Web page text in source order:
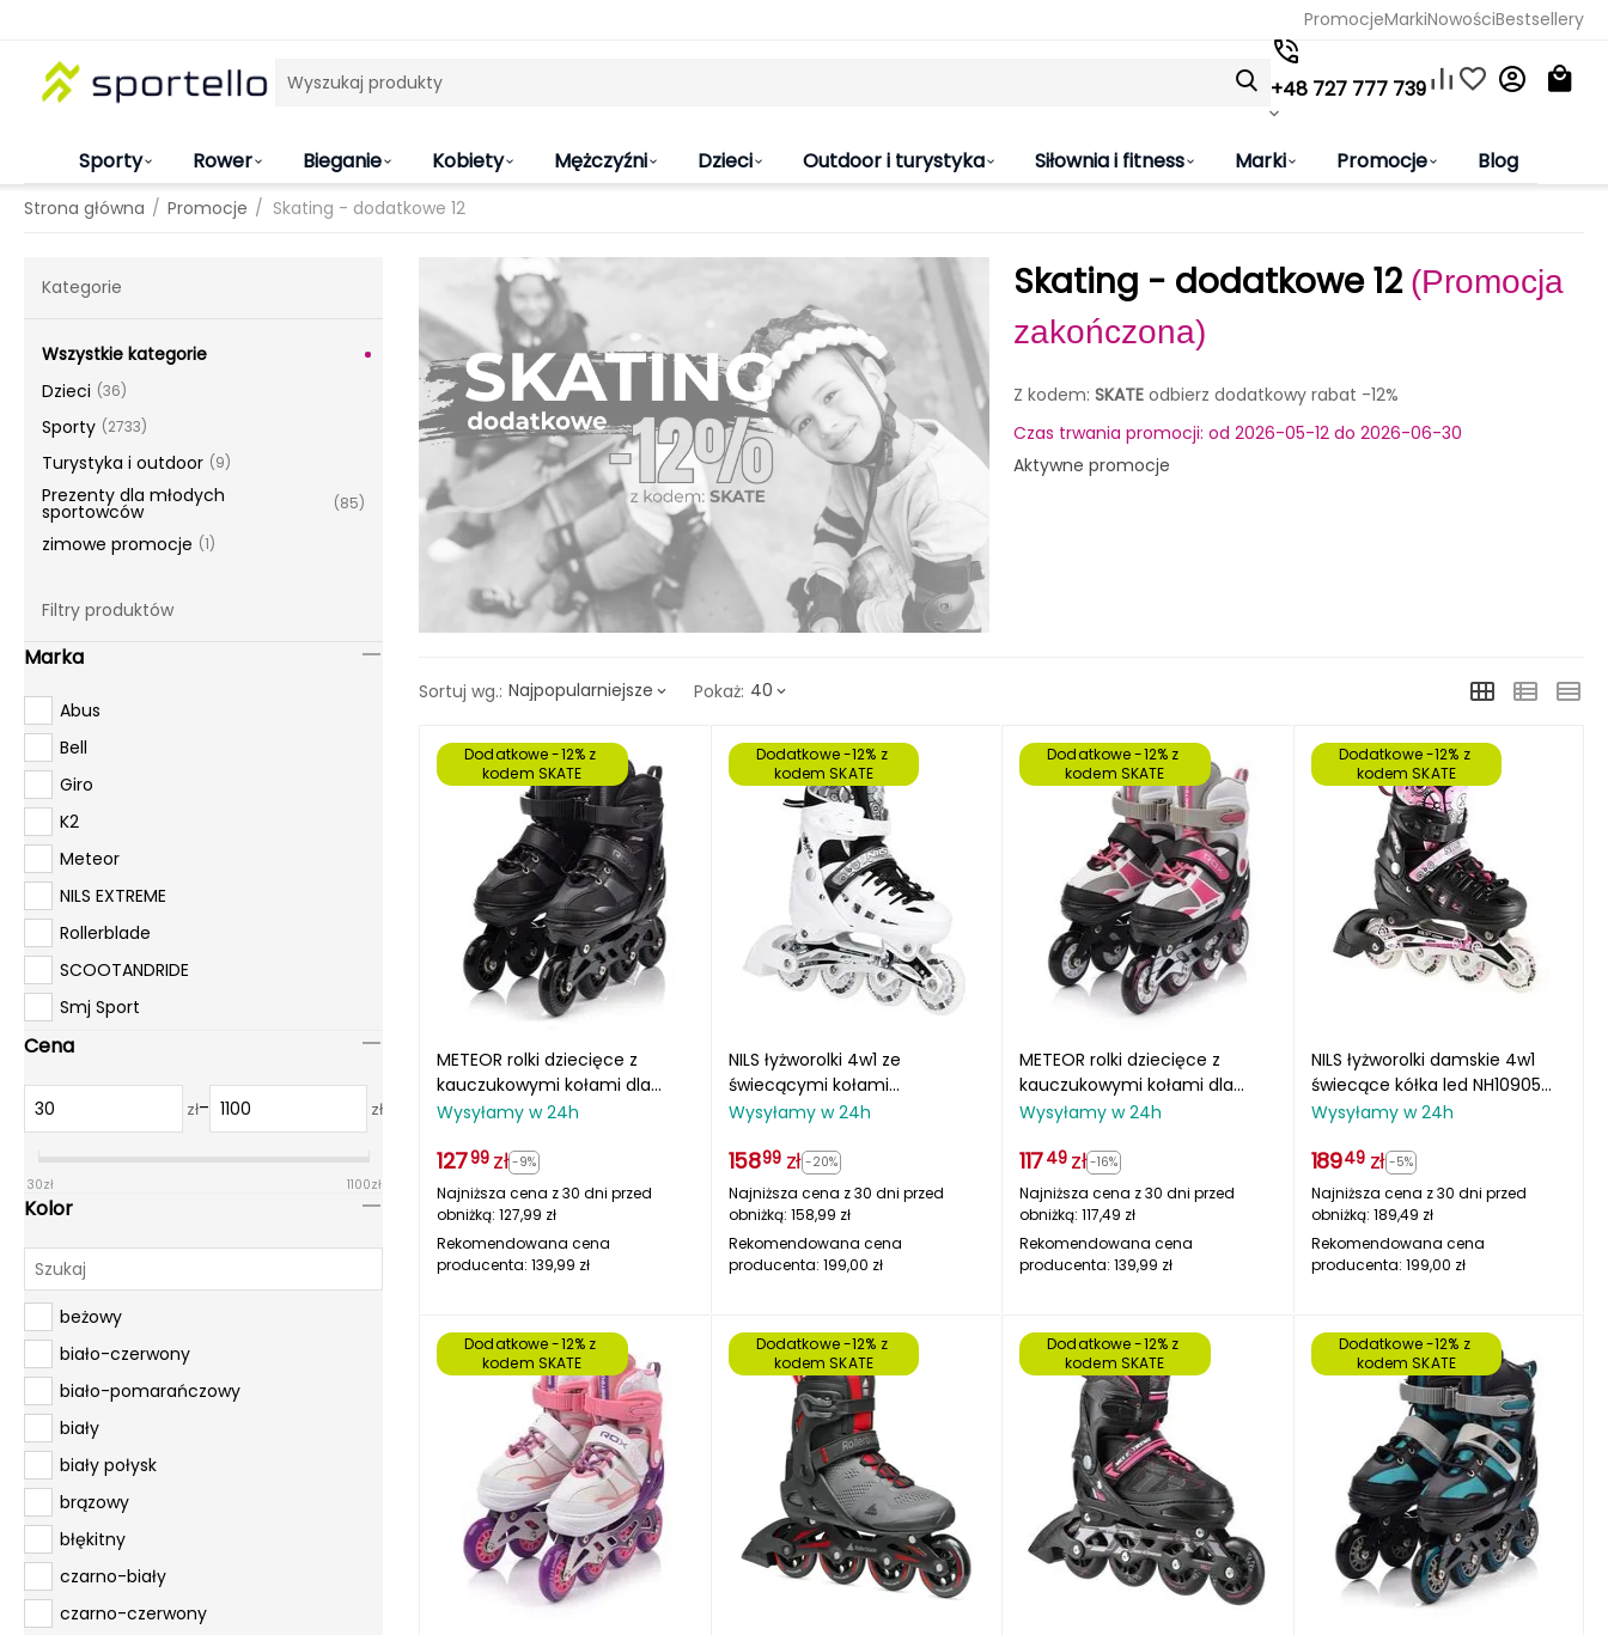
PromocjeMarkiNowościBestsellery
+48 727 777 739
Sporty Rower Bieganie Kobiety Mężczyźni Dzieci Outdoor i turystyka Siłownia i fitness Marki Promocje Blog
Strona główna / Promocje / Skating - dodatkowe 12
Skating - dodatkowe 12 (Promocja
zakończona)
Z kodem:SKATE odbierz dodatkowy rabat -12%
Czas trwania promocji: od 2026-05-12 do 2026-06-30
Aktywne promocje
Sortuj wg.: Najpopularniejsze Pokaż: 40
Dodatkowe -12% z
kodem SKATE
METEOR rolki dziecięce z
kauczukowymi kołami dla
początkujących ROX
Wysyłamy w 24h
12799 zł -9%
Najniższa cena z 30 dni przed
obniżką: 127,99 zł
Rekomendowana cena
producenta: 139,99 zł
Dodatkowe -12% z
kodem SKATE
NILS łyżworolki 4w1 ze
świecącymi kołami
regulowane NH10905 białe
Wysyłamy w 24h
15899 zł -20%
Najniższa cena z 30 dni przed
obniżką: 158,99 zł
Rekomendowana cena
producenta: 199,00 zł
Dodatkowe -12% z
kodem SKATE
METEOR rolki dziecięce z
kauczukowymi kołami dla
początkujących ROX
Wysyłamy w 24h
11749 zł -16%
Najniższa cena z 30 dni przed
obniżką: 117,49 zł
Rekomendowana cena
producenta: 139,99 zł
Dodatkowe -12% z
kodem SKATE
NILS łyżworolki damskie 4w1
świecące kółka led NH10905
różowe/czarne
Wysyłamy w 24h
18949 zł -5%
Najniższa cena z 30 dni przed
obniżką: 189,49 zł
Rekomendowana cena
producenta: 199,00 zł
Dodatkowe -12% z
kodem SKATE
Dodatkowe -12% z
kodem SKATE
Dodatkowe -12% z
kodem SKATE
Dodatkowe -12% z
kodem SKATE
Kategorie
Wszystkie kategorie
Dzieci (36)
Sporty (2733)
Turystyka i outdoor (9)
Prezenty dla młodych
sportowców (85)
zimowe promocje (1)
Filtry produktów
Marka
Abus
Bell
Giro
K2
Meteor
NILS EXTREME
Rollerblade
SCOOTANDRIDE
Smj Sport
Cena
zł– zł
30zł 1100zł
Kolor
beżowy
biało-czerwony
biało-pomarańczowy
biały
biały połysk
brązowy
błękitny
czarno-biały
czarno-czerwony